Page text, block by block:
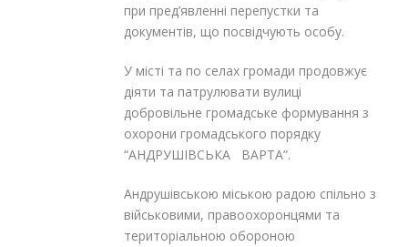
при пред’явленні перепустки та
документів, що посвідчують особу.
У місті та по селах громади продовжує
діяти та патрулювати вулиці
добровільне громадське формування з
охорони громадського порядку
“АНДРУШІВСЬКА ВАРТА”.
Андрушівською міською радою спільно з
військовими, правоохоронцями та
територіальною обороною